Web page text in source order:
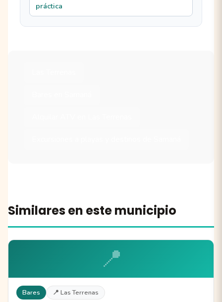
práctica
Similares en este municipio
📍
Bares 📍 Las Terrenas